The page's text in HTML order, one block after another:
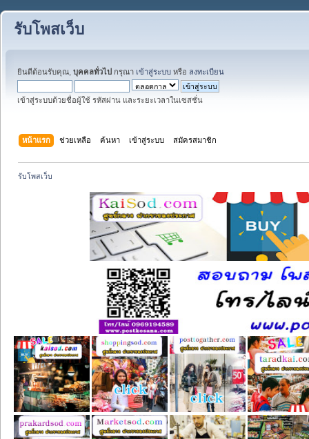
รับโพสเว็บ
ยินดีต้อนรับคุณ, บุคคลทั่วไป กรุณา เข้าสู่ระบบ หรือ ลงทะเบียน
เข้าสู่ระบบด้วยชื่อผู้ใช้ รหัสผ่าน และระยะเวลาในเซสชั่น
หน้าแรก ช่วยเหลือ ค้นหา เข้าสู่ระบบ สมัครสมาชิก
รับโพสเว็บ